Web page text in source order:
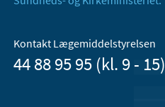
Kontakt Lægemiddelstyrelsen
44 88 95 95 (kl. 9 - 15)